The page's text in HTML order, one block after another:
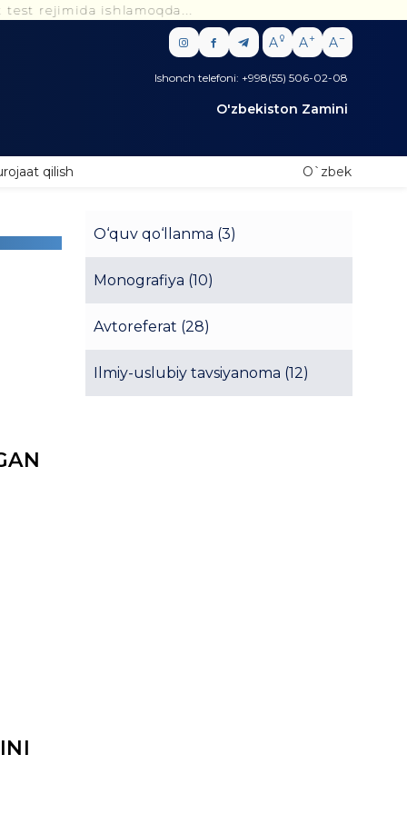
ishlamoqda...
A A A
Ishonch telefoni: +998(55) 506-02-08
O'zbekiston Zamini
qilish O`zbek
O‘quv qo‘llanma (3)
Monografiya (10)
Avtoreferat (28)
Ilmiy-uslubiy tavsiyanoma (12)